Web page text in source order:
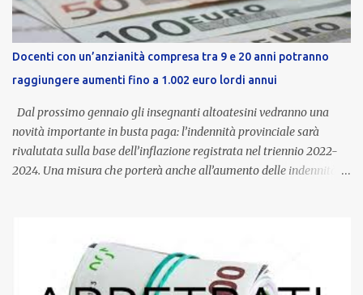
Docenti con un’anzianità compresa tra 9 e 20 anni potranno
raggiungere aumenti fino a 1.002 euro lordi annui
Dal prossimo gennaio gli insegnanti altoatesini vedranno una
novità importante in busta paga: l’indennità provinciale sarà
rivalutata sulla base dell’inflazione registrata nel triennio 2022-
2024. Una misura che porterà anche all’aumento delle indennità di
dedicato alle donne vittime di violenza di genere, in linea con la
normativa nazionale e con l’obiettivo di offrire maggiore tutela e
supporto in situazioni delicate. L’indennità provinciale per i docenti